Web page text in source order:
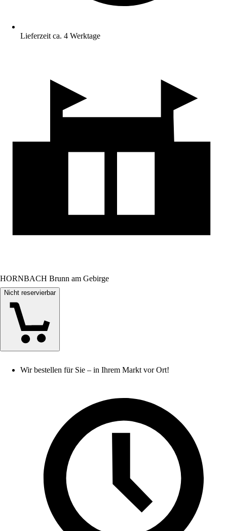
Lieferzeit ca. 4 Werktage
HORNBACH Brunn am Gebirge
Nicht reservierbar
Wir bestellen für Sie – in Ihrem Markt vor Ort!